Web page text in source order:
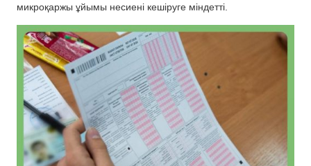
микроқаржы ұйымы несиені кешіруге міндетті.